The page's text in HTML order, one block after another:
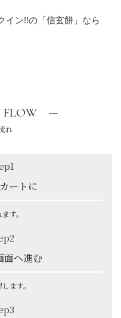
イン!!の「信玄餅」なら
FLOW
れ
ートに
す。
面へ進む
ます。